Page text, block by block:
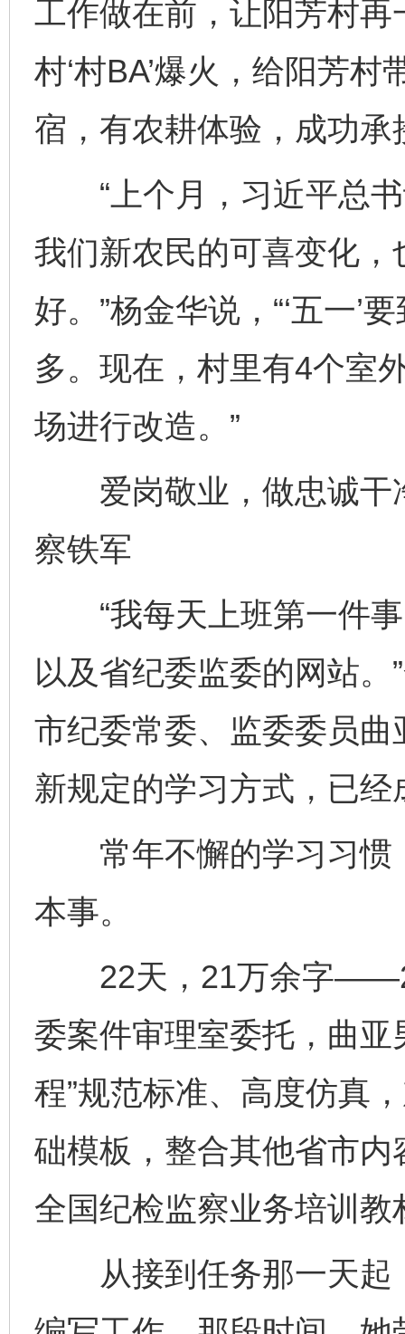
工作做在前，让阳芳村再
村‘村BA’爆火，给阳芳
宿，有农耕体验，成功承
“上个月，习近平总书
我们新农民的可喜变化
好。”杨金华说，“‘五一’
多。现在，村里有4个室
场进行改造。”
爱岗敬业，做忠诚干
察铁军
“我每天上班第一件事
以及省纪委监委的网站
市纪委常委、监委委员
新规定的学习方式，已
常年不懈的学习习惯
本事。
22天，21万余字
委案件审理室委托，曲亚
程”规范标准、高度仿真
础模板，整合其他省市
全国纪检监察业务培训教
从接到任务那一天起